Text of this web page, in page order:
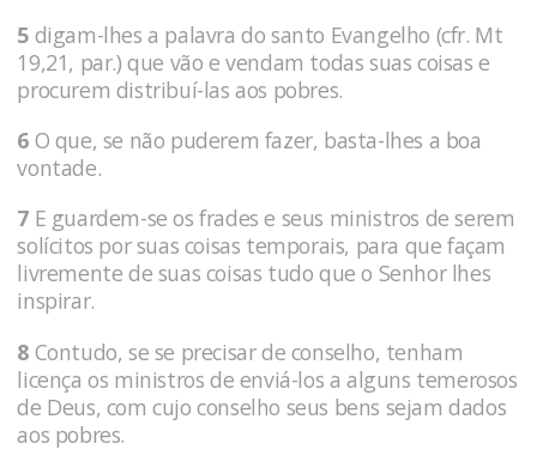
5 digam-lhes a palavra do santo Evangelho (cfr. Mt
19,21, par.) que vão e vendam todas suas coisas e
procurem distribuí-las aos pobres.
6 O que, se não puderem fazer, basta-lhes a boa
vontade.
7 E guardem-se os frades e seus ministros de serem
solícitos por suas coisas temporais, para que façam
livremente de suas coisas tudo que o Senhor lhes
inspirar.
8 Contudo, se se precisar de conselho, tenham
licença os ministros de enviá-los a alguns temerosos
de Deus, com cujo conselho seus bens sejam dados
aos pobres.